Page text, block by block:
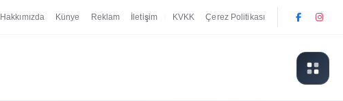
Hakkımızda Künye Reklam İletişim KVKK Çerez Politikası